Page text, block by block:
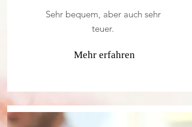
Sehr bequem, aber auch sehr
teuer.
Mehr erfahren